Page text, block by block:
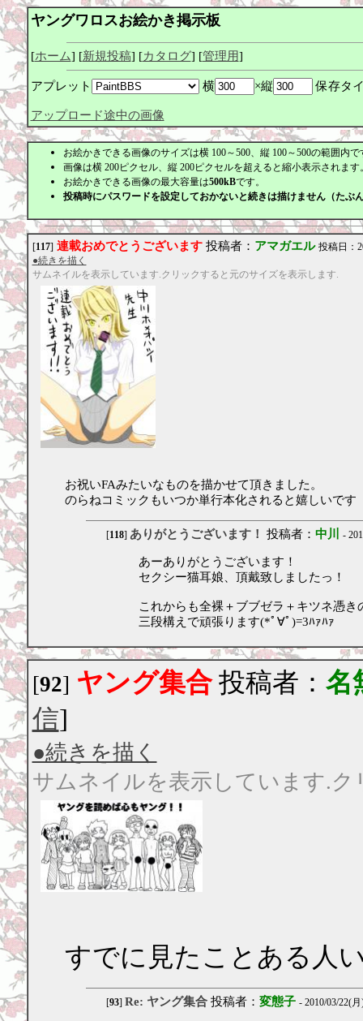
ヤングワロスお絵かき掲示板
[ホーム] [新規投稿] [カタログ] [管理用]
アプレット 横 ×縦 保存タ
アップロード途中の画像
お絵かきできる画像のサイズは横 100～500、縦 100～500の範囲内で
画像は横 200ピクセル、縦 200ピクセルを超えると縮小表示されます
お絵かきできる画像の最大容量は500kBです。
投稿時にパスワードを設定しておかないと続きは描けません（たぶ
[117] 連載おめでとうございます投稿者： アマガエル 投稿日：
●続きを描く
サムネイルを表示しています.クリックすると元のサイズを表示します.
お祝いFAみたいなものを描かせて頂きました。
のらねコミックもいつか単行本化されると嬉しいです
[118] ありがとうございます！ 投稿者： 中川 -
あーありがとうございます！
セクシー猫耳娘、頂戴致しましたっ！
これからも全裸＋ブブゼラ＋キツネ憑き
三段構えで頑張ります(*ﾟ∀ﾟ)=3ﾊｧﾊｧ
[92] ヤング集合投稿者： 名
信]
●続きを描く
サムネイルを表示しています.
すでに見たことある人
[93] Re: ヤング集合投稿者： 変態子 - 2010/03/22(月